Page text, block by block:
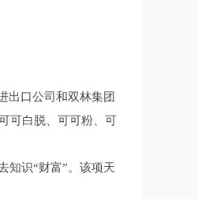
口公司和双林集团
可白脱、可可粉、可
知识“财富”。该项天